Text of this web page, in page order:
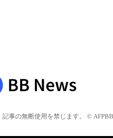
事の無断使用を禁じます。 © AFPBB